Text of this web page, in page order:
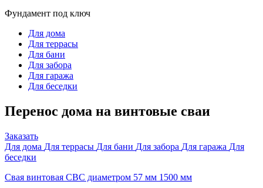
Фундамент под ключ
Для дома
Для террасы
Для бани
Для забора
Для гаража
Для беседки
Перенос дома на винтовые сваи
Заказать
Для дома Для террасы Для бани Для забора Для гаража Для
беседки
Свая винтовая СВС диаметром 57 мм 1500 мм